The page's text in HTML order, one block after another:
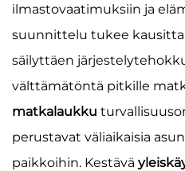
ilmastovaatimuksiin ja
suunnittelu tukee
säilyttäen
välttämätöntä pitkille
matkalaukku
perustavat väliaikaisia
paikkoihin. Kestävä